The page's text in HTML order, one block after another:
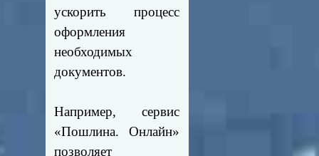
ускорить процесс
оформления
необходимых
документов.
Например, сервис
«Пошлина. Онлайн»
позволяет